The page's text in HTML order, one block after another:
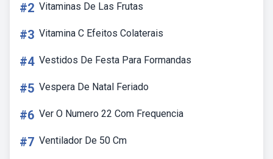
#2 Vitaminas De Las Frutas
#3 Vitamina C Efeitos Colaterais
#4 Vestidos De Festa Para Formandas
#5 Vespera De Natal Feriado
#6 Ver O Numero 22 Com Frequencia
#7 Ventilador De 50 Cm